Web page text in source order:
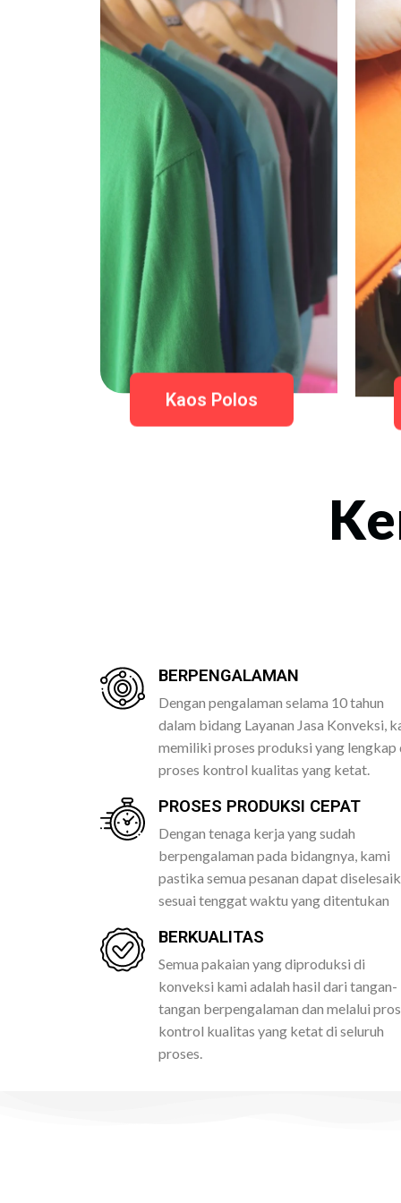
Kaos Polos
BERPENGALAMAN
Dengan pengalaman selama 10 tahun
dalam bidang Layanan Jasa Konveksi,
memiliki proses produksi yang lengkap
proses kontrol kualitas yang ketat.
PROSES PRODUKSI CEPAT
Dengan tenaga kerja yang sudah
berpengalaman pada bidangnya, kami
pastika semua pesanan dapat
sesuai tenggat waktu yang ditentukan
BERKUALITAS
Semua pakaian yang diproduksi di
konveksi kami adalah hasil dari tangan-
tangan berpengalaman dan melalui
kontrol kualitas yang ketat di seluruh
proses.